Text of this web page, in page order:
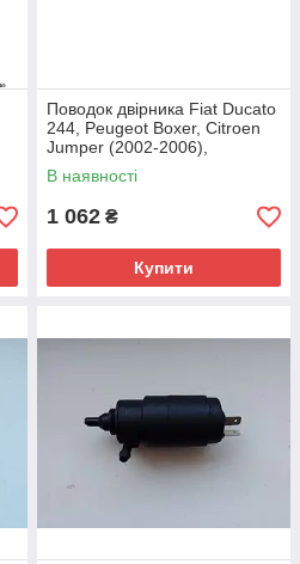
Поводок двірника Fiat Ducato
244, Peugeot Boxer, Citroen
Jumper (2002-2006),
1328423080, 6429V3
В наявності
1 062 ₴
Купити